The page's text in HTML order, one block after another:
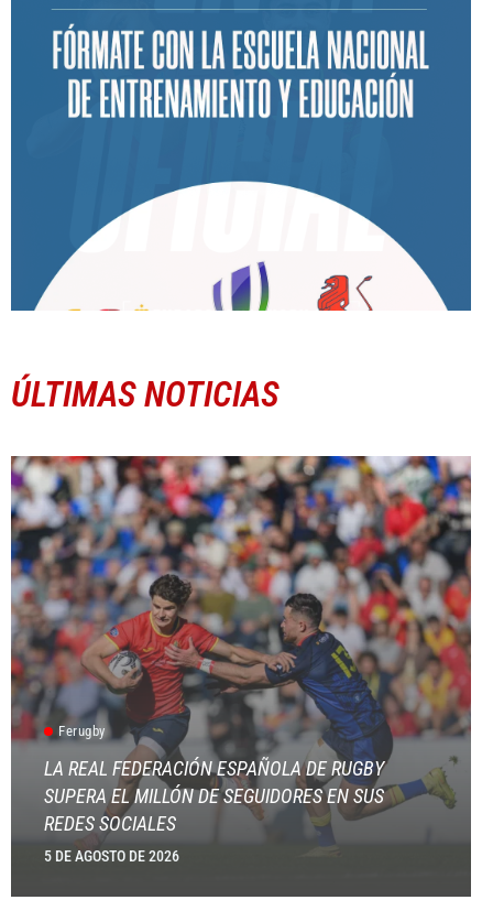
ÚLTIMAS NOTICIAS
Ferugby
LA REAL FEDERACIÓN ESPAÑOLA DE RUGBY
SUPERA EL MILLÓN DE SEGUIDORES EN SUS
REDES SOCIALES
5 DE AGOSTO DE 2026